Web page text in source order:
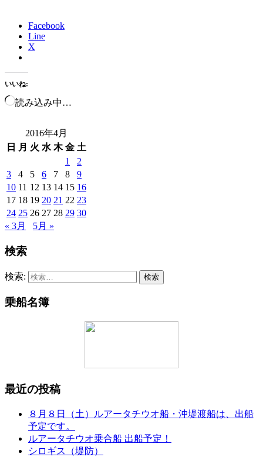
Facebook
Line
X
いいね:
読み込み中…
2016年4月
日
月 火 水 木 金 土
1
2
3
4 5 6 7 8
9
10 11 12 13 14 15 16
17 18 19 20 21 22 23
24 25 26 27 28 29 30
« 3月
5月 »
検索
検索:
乗船名簿
最近の投稿
８月８日（土）ルアータチウオ船・沖堤渡船は、出船
予定です。
ルアータチウオ乗合船 出船予定！
シロギス（堤防）